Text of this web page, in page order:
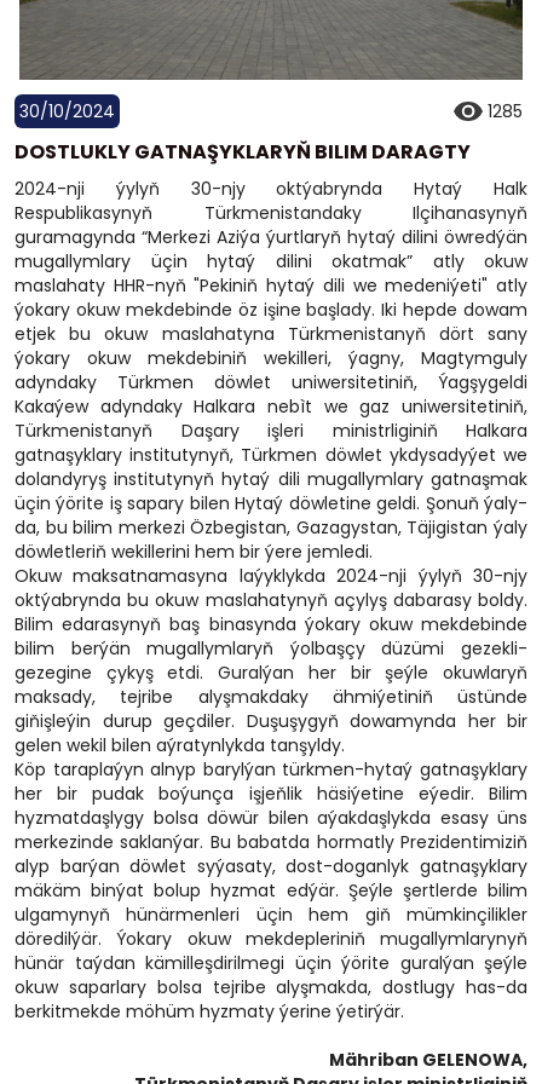
30/10/2024 1285
DOSTLUKLY GATNAŞYKLARYŇ BILIM DARAGTY
2024-nji ýylyň 30-njy oktýabrynda Hytaý Halk
Respublikasynyň Türkmenistandaky Ilçihanasynyň
guramagynda “Merkezi Aziýa ýurtlaryň hytaý dilini öwredýän
mugallymlary üçin hytaý dilini okatmak” atly okuw
maslahaty HHR-nyň "Pekiniň hytaý dili we medeniýeti" atly
ýokary okuw mekdebinde öz işine başlady. Iki hepde dowam
etjek bu okuw maslahatyna Türkmenistanyň dört sany
ýokary okuw mekdebiniň wekilleri, ýagny, Magtymguly
adyndaky Türkmen döwlet uniwersitetiniň, Ýagşygeldi
Kakaýew adyndaky Halkara nebìt we gaz uniwersitetiniň,
Türkmenistanyň Daşary işleri ministrliginiň Halkara
gatnaşyklary institutynyň, Türkmen döwlet ykdysadyýet we
dolandyryş institutynyň hytaý dili mugallymlary gatnaşmak
üçin ýörite iş sapary bilen Hytaý döwletine geldi. Şonuň ýaly-
da, bu bilim merkezi Özbegistan, Gazagystan, Täjigistan ýaly
döwletleriň wekillerini hem bir ýere jemledi.
Okuw maksatnamasyna laýyklykda 2024-nji ýylyň 30-njy
oktýabrynda bu okuw maslahatynyň açylyş dabarasy boldy.
Bilim edarasynyň baş binasynda ýokary okuw mekdebinde
bilim berýän mugallymlaryň ýolbaşçy düzümi gezekli-
gezegine çykyş etdi. Guralýan her bir şeýle okuwlaryň
maksady, tejribe alyşmakdaky ähmiýetiniň üstünde
giňişleýin durup geçdiler. Duşuşygyň dowamynda her bir
gelen wekil bilen aýratynlykda tanşyldy.
Köp taraplaýyn alnyp barylýan türkmen-hytaý gatnaşyklary
her bir pudak boýunça işjeňlik häsiýetine eýedir. Bilim
hyzmatdaşlygy bolsa döwür bilen aýakdaşlykda esasy üns
merkezinde saklanýar. Bu babatda hormatly Prezidentimiziň
alyp barýan döwlet syýasaty, dost-doganlyk gatnaşyklary
mäkäm binýat bolup hyzmat edýär. Şeýle şertlerde bilim
ulgamynyň hünärmenleri üçin hem giň mümkinçilikler
döredilýär. Ýokary okuw mekdepleriniň mugallymlarynyň
hünär taýdan kämilleşdirilmegi üçin ýörite guralýan şeýle
okuw saparlary bolsa tejribe alyşmakda, dostlugy has-da
berkitmekde möhüm hyzmaty ýerine ýetirýär.
Mähriban GELENOWA,